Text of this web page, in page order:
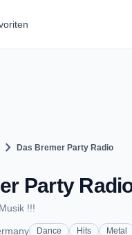
chevron_right Das Bremer Party Radio
Party
!!!
Dance Hits Metal